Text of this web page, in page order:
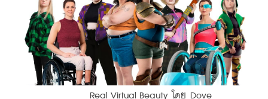
Real Virtual Beauty โดย Dove